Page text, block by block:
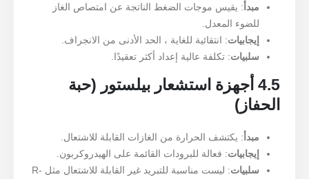
مبدأ : يقيس موجات الضغط الناتجة عن امتصاص الغاز
للضوء المعدل.
إيجابيات: انتقائية للغاية ، الحد الأدنى من الانجراف.
سلبيات: تكلفة عالية إعداد أكثر تعقيدًا.
4.5 أجهزة استشعار بيلستور (حبة
الحفاز)
مبدأ : يكتشف الحرارة من الغازات القابلة للاشتعال.
إيجابيات: فعالة للبرودات القائمة على الهيدروكربون.
سلبيات
: ليست مناسبة للتبريد غير القابلة للاشتعال مثل R-